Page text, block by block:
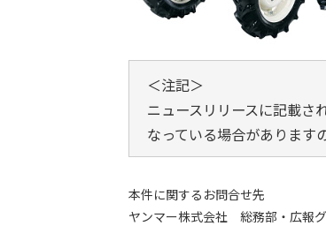
＜注記＞
ニュースリリースに記載さ
なっている場合があります
本件に関するお問合せ先
ヤンマー株式会社 総務部・広報